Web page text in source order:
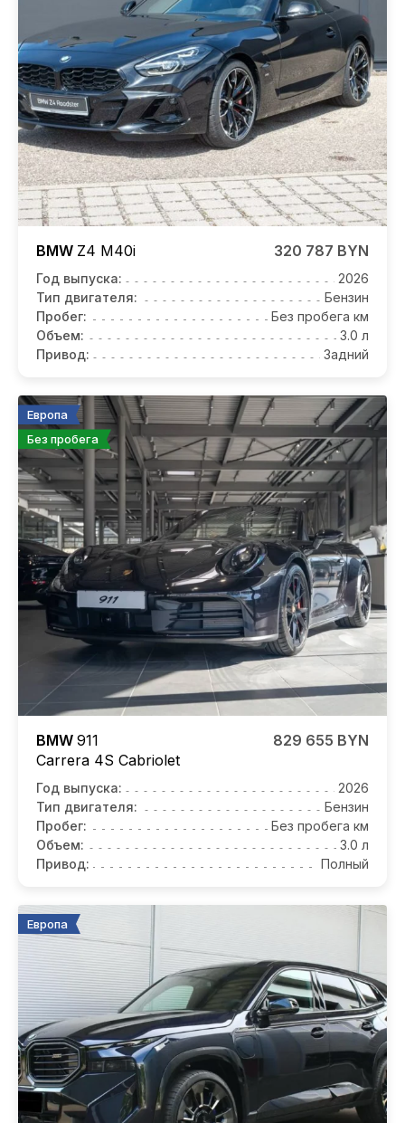
BMW Z4 M40i 320 787 BYN
Год выпуска:
2026
Тип двигателя:
Бензин
Пробег:
Без пробега км
Объем:
3.0 л
Привод:
Задний
Европа
Без пробега
BMW 911
Carrera 4S Cabriolet
829 655 BYN
Год выпуска:
2026
Тип двигателя:
Бензин
Пробег:
Без пробега км
Объем:
3.0 л
Привод:
Полный
Европа